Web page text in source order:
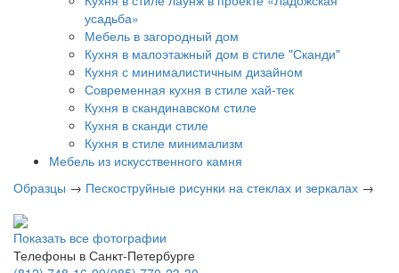
усадьба»
Мебель в загородный дом
Кухня в малоэтажный дом в стиле "Сканди"
Кухня с минималистичным дизайном
Современная кухня в стиле хай-тек
Кухня в скандинавском стиле
Кухня в сканди стиле
Кухня в стиле минимализм
Мебель из искусственного камня
Образцы → Пескоструйные рисунки на стеклах и зеркалах →
Показать все фотографии
Телефоны в Санкт-Петербурге